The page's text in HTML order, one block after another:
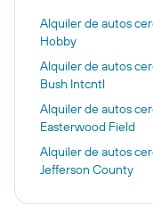
Alquiler de autos
Hobby
Alquiler de autos
Bush Intcntl
Alquiler de autos
Easterwood Field
Alquiler de autos
Jefferson County